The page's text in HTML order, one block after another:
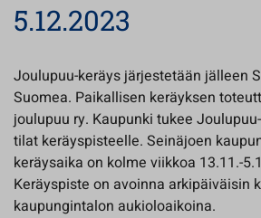
5.12.2023
Joulupuu-keräys järjestetään jälleen
Suomea. Paikallisen keräyksen
joulupuu ry. Kaupunki tukee
tilat keräyspisteelle. Seinäjoen
keräysaika on kolme viikkoa 13.11.-
Keräyspiste on avoinna arkipäiväisin
kaupungintalon aukioloaikoina.